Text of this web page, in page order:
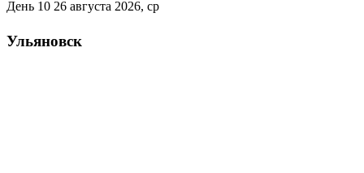
День 10 26 августа 2026, ср
Ульяновск